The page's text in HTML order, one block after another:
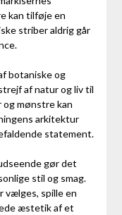
kan tilføje en
striber aldrig går
botaniske og
af natur og liv til
mønstre kan
arkitektur
statement.
gør det
stil og smag.
vælges, spille en
æstetik af et